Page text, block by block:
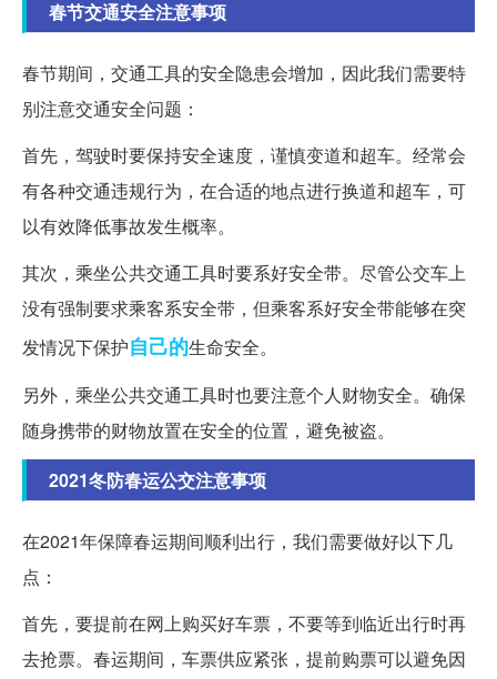
春节交通安全注意事项
春节期间，交通工具的安全隐患会增加，因此我们需要特
别注意交通安全问题：
首先，驾驶时要保持安全速度，谨慎变道和超车。经常会
有各种交通违规行为，在合适的地点进行换道和超车，可
以有效降低事故发生概率。
其次，乘坐公共交通工具时要系好安全带。尽管公交车上
没有强制要求乘客系安全带，但乘客系好安全带能够在突
发情况下保护自己的生命安全。
另外，乘坐公共交通工具时也要注意个人财物安全。确保
随身携带的财物放置在安全的位置，避免被盗。
2021冬防春运公交注意事项
在2021年保障春运期间顺利出行，我们需要做好以下几
点：
首先，要提前在网上购买好车票，不要等到临近出行时再
去抢票。春运期间，车票供应紧张，提前购票可以避免因